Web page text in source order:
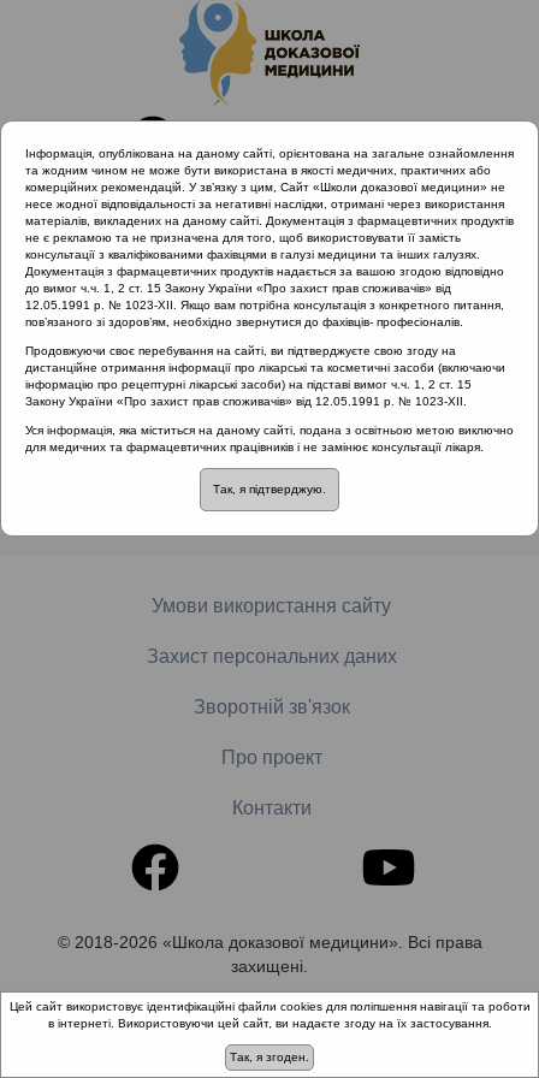
Головна Проведені заходи Ви питаєте - ми відповідаємо
Ви питаєте - ми відповідаємо::
Назофарингіт
Назофарингіт
В даному розділі немає материалів
Умови використання сайту
Захист персональних даних
Зворотній зв'язок
Про проект
Контакти
© 2018-2026 «Школа доказової медицини». Всі права
захищені.
Інформація, опублікована на даному сайті, орієнтована на загальне ознайомлення
та жодним чином не може бути використана в якості медичних, практичних або
комерційних рекомендацій. У зв’язку з цим, Сайт «Школи доказової медицини» не
несе жодної відповідальності за негативні наслідки, отримані через використання
матеріалів, викладених на даному сайті. Документація з фармацевтичних продуктів
не є рекламою та не призначена для того, щоб використовувати її замість
консультації з кваліфікованими фахівцями в галузі медицини та інших галузях.
Документація з фармацевтичних продуктів надається за вашою згодою відповідно
до вимог ч.ч. 1, 2 ст. 15 Закону України «Про захист прав споживачів» від
12.05.1991 р. № 1023-XII. Якщо вам потрібна консультація з конкретного питання,
пов’язаного зі здоров’ям, необхідно звернутися до фахівців- професіоналів.
Продовжуючи своє перебування на сайті, ви підтверджуєте свою згоду на
дистанційне отримання інформації про лікарські та косметичні засоби (включаючи
інформацію про рецептурні лікарські засоби) на підставі вимог ч.ч. 1, 2 ст. 15
Закону України «Про захист прав споживачів» від 12.05.1991 р. № 1023-XII.
Уся інформація, яка міститься на даному сайті, подана з освітньою метою виключно
для медичних та фармацевтичних працівників і не замінює консультації лікаря.
Так, я підтверджую.
Цей сайт використовує ідентифікаційні файли cookies для поліпшення навігації та роботи
в інтернеті. Використовуючи цей сайт, ви надаєте згоду на їх застосування.
Так, я згоден.